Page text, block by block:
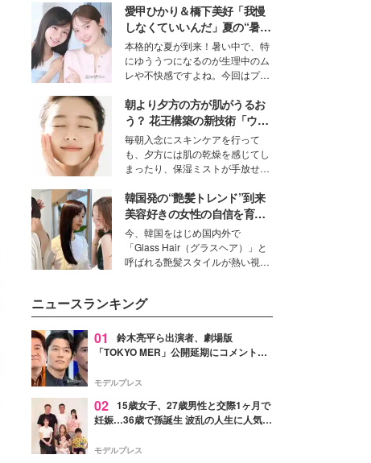
ニオン好き”という共通点を持つモ
デルの宮城舞と島村雄大の特別対
談をお届け！それぞれの視点か
ら、今作ならではの魅力や予想外
の感動をもたらす奥深いストーリ
ーについて熱く語り合ってもらっ
た。
愛甲ひかり＆橋下美好「我慢
しなくていいんだ」夏の“暑さ
対策”の新しい選択肢とは？
本格的な夏が到来！暑い中で、特
にゆううつになるのが生理中のム
レや不快感ですよね。今回はプラ
モデル・愛甲ひかりさんと橋下美
好さんを迎えて本音で女子会トー
ク。猛暑のお出かけを快適に過ご
すヒントや、2人が感動した夏の
生理の新常識にも迫りました。
朝より夕方の方が肌がうるお
う？ 花王構築の新技術「ウォ
ーターキャプチャリングスキ
ン（捕水肌）」がスキンケア
の常識を変える予感
毎朝入念にスキンケアを行って
も、夕方には肌の乾燥を感じてし
まったり、保湿ミストが手放せな
な美容の常識を大きく変える可能
性を秘めた、革新的な「Water
Capturing Skin（ウォーターキャ
プチャリングスキン：捕水肌）」
技術を、花王が構築した。
韓国発の“艶髪トレンド”到来
美容好きの女性の自信を育む
「ヘアケア事情」って？
今、韓国をはじめ国内外で
「Glass Hair（グラスヘア）」と
呼ばれる艶髪スタイルが熱い視線
して、“髪そのものの美しさ”に改
めて注目する人が増えている様
子。今回は、そんな憧れの艶やか
な髪を日常で叶える、美容好きの
ます。
ニュースランキング
01
鈴木亮平ら出演者、劇場版
「TOKYO MER」公開延期にコメント
最大の敬意とエールを」
モデルプレス
02 15歳女子、27歳男性と交際1ヶ月で
妊娠…36歳で孫誕生 波乱の人生に人気タ
よ！」
モデルプレス